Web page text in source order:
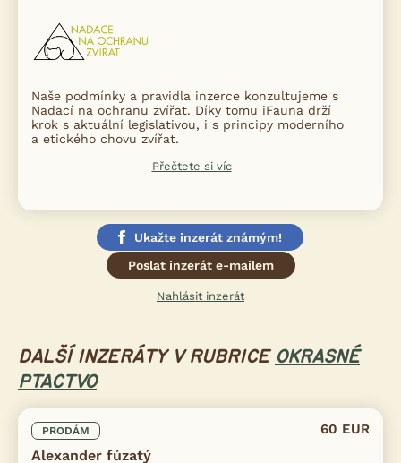
Naše podmínky a pravidla inzerce konzultujeme s
Nadací na ochranu zvířat. Díky tomu iFauna drží
krok s aktuální legislativou, i s principy moderního
a etického chovu zvířat.
Přečtete si víc
Ukažte inzerát známým!
Poslat inzerát e-mailem
Nahlásit inzerát
DALŠÍ INZERÁTY V RUBRICE OKRASNÉ
PTACTVO
PRODÁM
Alexander fúzatý
60 EUR